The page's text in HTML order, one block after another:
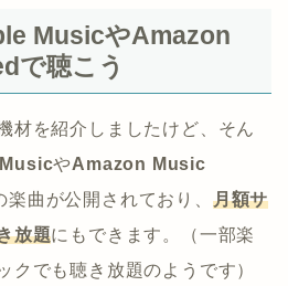
MusicやAmazon
で聴こう
材を紹介しましたけど、そん
やAmazon Music
楽曲が公開されており、 月額サ
放題にもできます。（一部楽
クでも聴き放題のようです）